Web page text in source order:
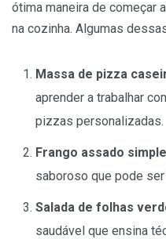
ótima maneira de começar
na cozinha. Algumas
Massa de pizza
aprender a trabalhar
pizzas personalizadas.
Frango assado
saboroso que pode
Salada de folhas
saudável que ensina